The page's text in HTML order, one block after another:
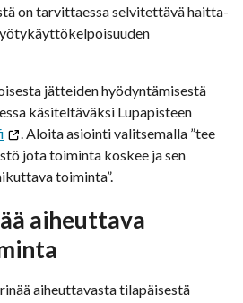
on tarvittaessa selvitettävä haitta-
jätteiden hyödyntämisestä
käsiteltäväksi Lupapisteen
. Aloita asiointi valitsemalla ”tee
jota toiminta koskee ja sen
toiminta”.
aiheuttava
aiheuttavasta tilapäisestä